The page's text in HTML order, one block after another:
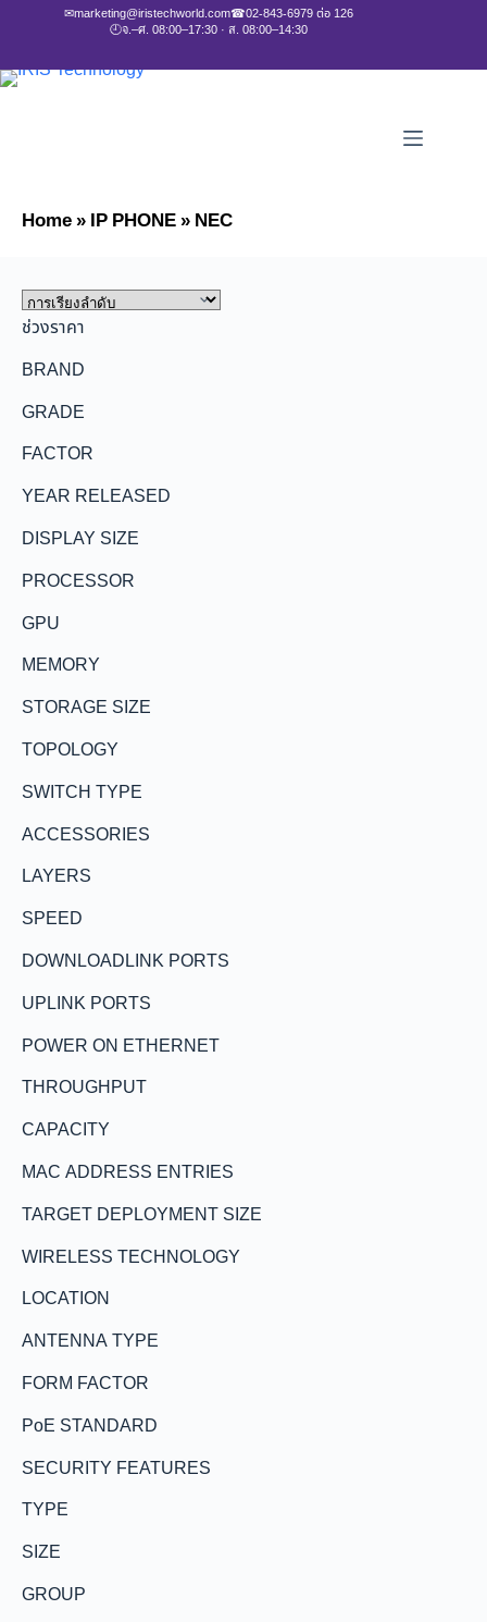
✉marketing@iristechworld.com☎02-843-6979 ต่อ 126
🕘จ.–ศ. 08:00–17:30 · ส. 08:00–14:30
Home»IP PHONE»NEC
ช่วงราคา
BRAND
GRADE
FACTOR
YEAR RELEASED
DISPLAY SIZE
PROCESSOR
GPU
MEMORY
STORAGE SIZE
TOPOLOGY
SWITCH TYPE
ACCESSORIES
LAYERS
SPEED
DOWNLOADLINK PORTS
UPLINK PORTS
POWER ON ETHERNET
THROUGHPUT
CAPACITY
MAC ADDRESS ENTRIES
TARGET DEPLOYMENT SIZE
WIRELESS TECHNOLOGY
LOCATION
ANTENNA TYPE
FORM FACTOR
PoE STANDARD
SECURITY FEATURES
TYPE
SIZE
GROUP